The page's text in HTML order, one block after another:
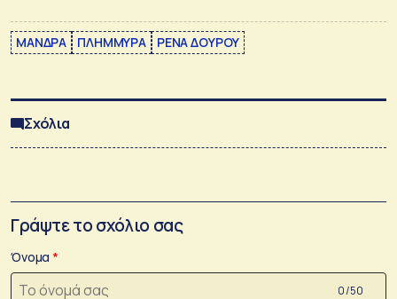
ΜΑΝΔΡΑ ΠΛΗΜΜΥΡΑ ΡΕΝΑ ΔΟΥΡΟΥ
Σχόλια
Γράψτε το σχόλιο σας
Όνομα
0 /50